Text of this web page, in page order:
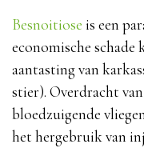
Besnoitiose is een
economische schade
aantasting van
stier). Overdracht
bloedzuigende
het hergebruik van